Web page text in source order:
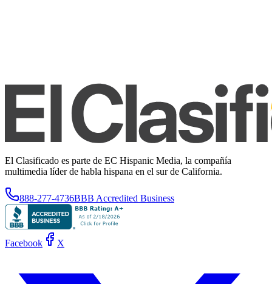
El Clasificado es parte de EC Hispanic Media, la compañía
multimedia líder de habla hispana en el sur de California.
888-277-4736BBB Accredited Business
Facebook X